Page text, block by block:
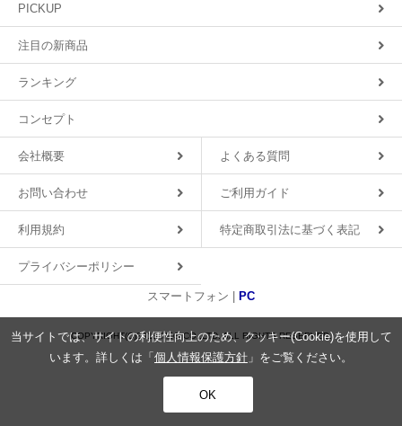
PICKUP
注目の新商品
ランキング
コンセプト
会社概要 よくある質問
お問い合わせ ご利用ガイド
利用規約 特定商取引法に基づく表記
プライバシーポリシー
スマートフォン | PC
COPYRIGHT(C)2018 MDS CO.,LTD. ALL RIGHTS RESERVED.
当サイトでは、サイトの利便性向上のため、クッキー(Cookie)を使用して
います。詳しくは「 個人情報保護方針 」をご覧ください。
OK